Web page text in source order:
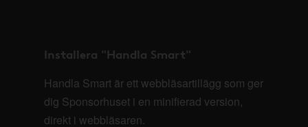
Installera "Handla Smart"
Handla Smart är ett webbläsartillägg som ger
dig Sponsorhuset i en minifierad version,
direkt i webbläsaren.